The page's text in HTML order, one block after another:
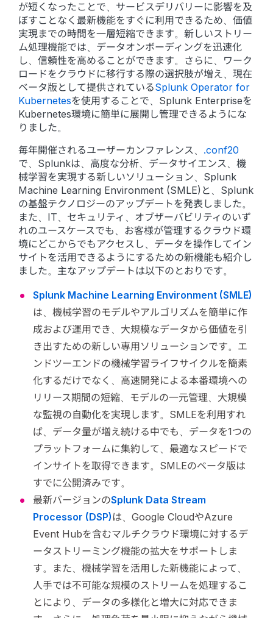
が短くなったことで、サービスデリバリーに影響を及
ぼすことなく最新機能をすぐに利用できるため、価値
実現までの時間を一層短縮できます。新しいストリー
ム処理機能では、データオンボーディングを迅速化
し、信頼性を高めることができます。さらに、ワーク
ロードをクラウドに移行する際の選択肢が増え、現在
ベータ版として提供されているSplunk Operator for
Kubernetesを使用することで、Splunk Enterpriseを
Kubernetes環境に簡単に展開し管理できるようにな
りました。
毎年開催されるユーザーカンファレンス、 .conf20
で、Splunkは、高度な分析、データサイエンス、機
械学習を実現する新しいソリューション、Splunk
Machine Learning Environment (SMLE)と、Splunk
の基盤テクノロジーのアップデートを発表しました。
また、IT、セキュリティ、オブザーバビリティのいず
れのユースケースでも、お客様が管理するクラウド環
境にどこからでもアクセスし、データを操作してイン
サイトを活用できるようにするための新機能も紹介し
ました。主なアップデートは以下のとおりです。
Splunk Machine Learning Environment (SMLE)
は、機械学習のモデルやアルゴリズムを簡単に作
成および運用でき、大規模なデータから価値を引
き出すための新しい専用ソリューションです。エ
ンドツーエンドの機械学習ライフサイクルを簡素
化するだけでなく、高速開発による本番環境への
リリース期間の短縮、モデルの一元管理、大規模
な監視の自動化を実現します。SMLEを利用すれ
ば、データ量が増え続ける中でも、データを1つの
プラットフォームに集約して、最適なスピードで
インサイトを取得できます。SMLEのベータ版は
すでに公開済みです。
最新バージョンのSplunk Data Stream
Processor (DSP)は、Google CloudやAzure
Event Hubを含むマルチクラウド環境に対するデ
ータストリーミング機能の拡大をサポートしま
す。また、機械学習を活用した新機能によって、
人手では不可能な規模のストリームを処理するこ
とにより、データの多様化と増大に対応できま